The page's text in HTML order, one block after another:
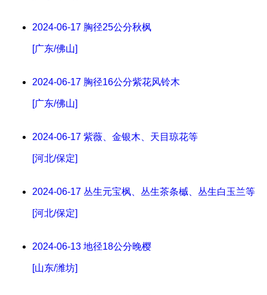
2024-06-17 胸径25公分秋枫
[广东/佛山]
2024-06-17 胸径16公分紫花风铃木
[广东/佛山]
2024-06-17 紫薇、金银木、天目琼花等
[河北/保定]
2024-06-17 丛生元宝枫、丛生茶条槭、丛生白玉兰等
[河北/保定]
2024-06-13 地径18公分晚樱
[山东/潍坊]